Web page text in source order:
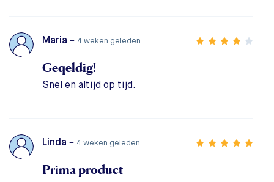
Maria – 4 weken geleden
Geqeldig!
Snel en altijd op tijd.
Linda – 4 weken geleden
Prima product